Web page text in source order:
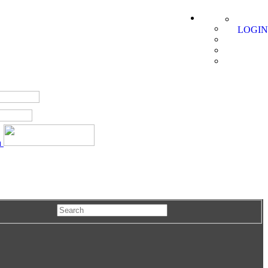
LOGIN